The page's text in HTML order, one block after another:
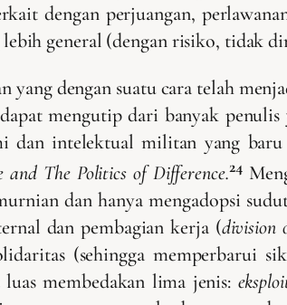
dengan perjuangan,
general (dengan risiko, tidak
yang dengan suatu cara telah
mengutip dari banyak
dan intelektual militan yang
and The Politics of Difference.24
dan hanya mengadopsi
dan pembagian kerja (division
(sehingga memperbarui
membedakan lima jenis: